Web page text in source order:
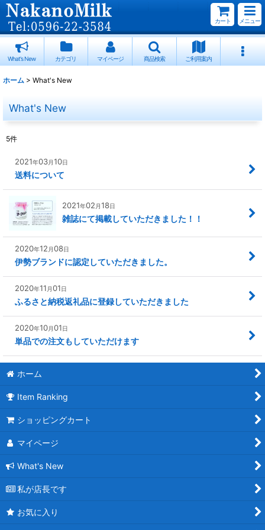
カート メニュー
What's New カテゴリ マイページ 商品検索 ご利用案内
ホーム > What's New
What's New
5件
2021年03月10日
送料について
2021年02 月18日
雑誌にて掲載していただきました！！
2020年12 月08日
伊勢ブランドに認定していただきました。
2020年11 月01日
ふるさと納税返礼品に登録していただきました
2020年10月01日
単品での注文もしていただけます
ホーム
Item Ranking
ショッピングカート
マイページ
What's New
私が店長です
お気に入り